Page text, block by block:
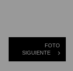
FOTO
SIGUIENTE